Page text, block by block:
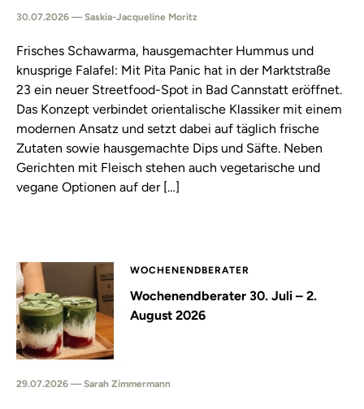
30.07.2026 — Saskia-Jacqueline Moritz
Frisches Schawarma, hausgemachter Hummus und
knusprige Falafel: Mit Pita Panic hat in der Marktstraße
23 ein neuer Streetfood-Spot in Bad Cannstatt eröffnet.
Das Konzept verbindet orientalische Klassiker mit einem
modernen Ansatz und setzt dabei auf täglich frische
Zutaten sowie hausgemachte Dips und Säfte. Neben
Gerichten mit Fleisch stehen auch vegetarische und
vegane Optionen auf der […]
WOCHENENDBERATER
Wochenendberater 30. Juli – 2.
August 2026
29.07.2026 — Sarah Zimmermann